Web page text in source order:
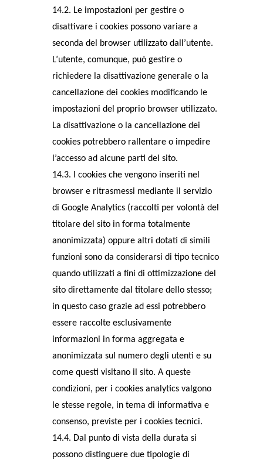
14.2. Le impostazioni per gestire o
disattivare i cookies possono variare a
seconda del browser utilizzato dall’utente.
L’utente, comunque, può gestire o
richiedere la disattivazione generale o la
cancellazione dei cookies modificando le
impostazioni del proprio browser utilizzato.
La disattivazione o la cancellazione dei
cookies potrebbero rallentare o impedire
l’accesso ad alcune parti del sito.
14.3. I cookies che vengono inseriti nel
browser e ritrasmessi mediante il servizio
di Google Analytics (raccolti per volontà del
titolare del sito in forma totalmente
anonimizzata) oppure altri dotati di simili
funzioni sono da considerarsi di tipo tecnico
quando utilizzati a fini di ottimizzazione del
sito direttamente dal titolare dello stesso;
in questo caso grazie ad essi potrebbero
essere raccolte esclusivamente
informazioni in forma aggregata e
anonimizzata sul numero degli utenti e su
come questi visitano il sito. A queste
condizioni, per i cookies analytics valgono
le stesse regole, in tema di informativa e
consenso, previste per i cookies tecnici.
14.4. Dal punto di vista della durata si
possono distinguere due tipologie di